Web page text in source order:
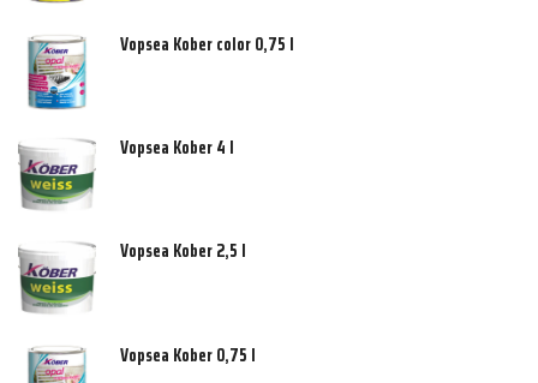
Vopsea Kober color 0,75 l
Vopsea Kober 4 l
Vopsea Kober 2,5 l
Vopsea Kober 0,75 l